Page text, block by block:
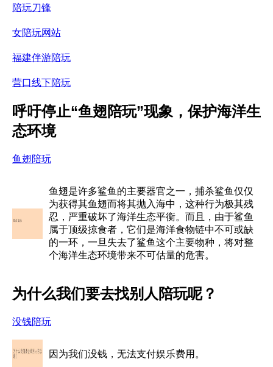
陪玩刀锋
女陪玩网站
福建伴游陪玩
营口线下陪玩
呼吁停止“鱼翅陪玩”现象，保护海洋生
态环境
鱼翅陪玩
鱼翅是许多鲨鱼的主要器官之一，捕杀鲨鱼仅仅
为获得其鱼翅而将其抛入海中，这种行为极其残
忍，严重破坏了海洋生态平衡。而且，由于鲨鱼
属于顶级掠食者，它们是海洋食物链中不可或缺
的一环，一旦失去了鲨鱼这个主要物种，将对整
个海洋生态环境带来不可估量的危害。
为什么我们要去找别人陪玩呢？
没钱陪玩
因为我们没钱，无法支付娱乐费用。